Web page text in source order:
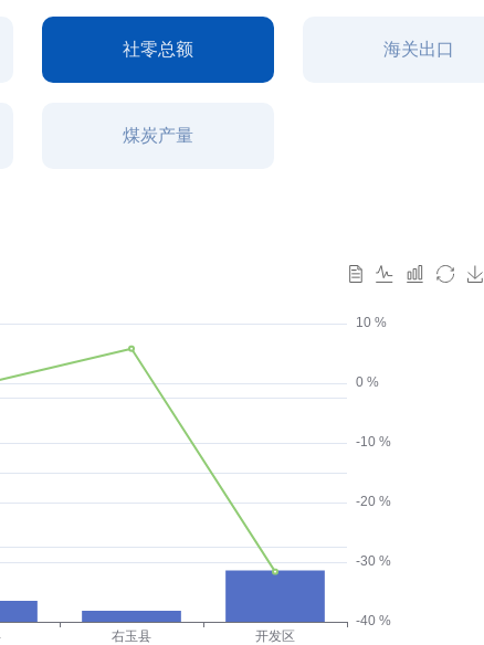
社零总额 海关出口
煤炭产量